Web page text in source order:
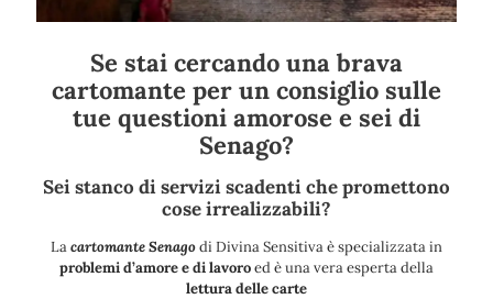
Se stai cercando una brava
cartomante per un consiglio sulle
tue questioni amorose e sei di
Senago?
Sei stanco di servizi scadenti che promettono
cose irrealizzabili?
Lacartomante Senagodi Divina Sensitiva è specializzata in
problemi d’amore e di lavoroed è una vera esperta della
lettura delle carte